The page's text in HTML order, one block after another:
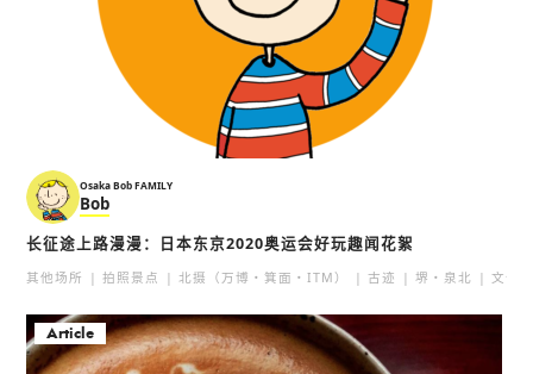
Osaka Bob FAMILY
Bob
长征途上路漫漫：日本东京2020奥运会好玩趣闻花絮
其他场所 拍照景点 北摄（万博・箕面・ITM） 古迹 堺・泉北 文化
Article